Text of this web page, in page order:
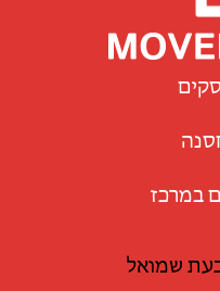
במרכז
שמואל